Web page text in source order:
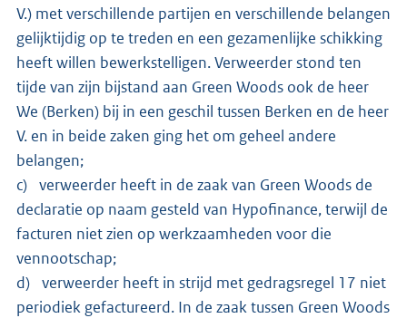
V.) met verschillende partijen en verschillende belangen
gelijktijdig op te treden en een gezamenlijke schikking
heeft willen bewerkstelligen. Verweerder stond ten
tijde van zijn bijstand aan Green Woods ook de heer
We (Berken) bij in een geschil tussen Berken en de heer
V. en in beide zaken ging het om geheel andere
belangen;
c) verweerder heeft in de zaak van Green Woods de
declaratie op naam gesteld van Hypofinance, terwijl de
facturen niet zien op werkzaamheden voor die
vennootschap;
d) verweerder heeft in strijd met gedragsregel 17 niet
periodiek gefactureerd. In de zaak tussen Green Woods